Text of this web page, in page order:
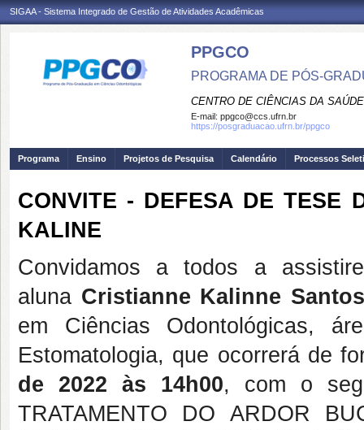
SIGAA - Sistema Integrado de Gestão de Atividades Acadêmicas
PPGCO
PROGRAMA DE PÓS-
CENTRO DE CIÊNCIAS DA SAÚDE
E-mail: ppgco@ccs.ufrn.br
https://posgraduacao.ufrn.br/ppgco
Programa Ensino Projetos de Pesquisa Calendário Processos
CONVITE - DEFESA DE TESE
KALINE
Convidamos a todos a
aluna Cristianne Kalinne
em Ciências Odontológicas,
Estomatologia, que ocorrerá de
de 2022 às 14h00, com o
TRATAMENTO DO ARDOR